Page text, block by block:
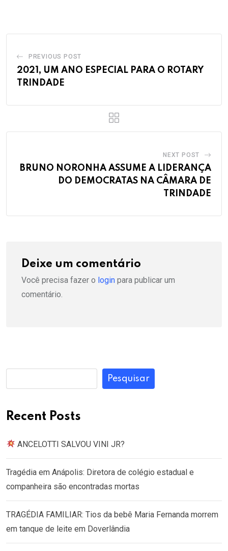
PREVIOUS POST
2021, UM ANO ESPECIAL PARA O ROTARY
TRINDADE
NEXT POST
BRUNO NORONHA ASSUME A LIDERANÇA
DO DEMOCRATAS NA CÂMARA DE
TRINDADE
Deixe um comentário
Você precisa fazer o login para publicar um
comentário.
Pesquisar
Recent Posts
ANCELOTTI SALVOU VINI JR?
Tragédia em Anápolis: Diretora de colégio estadual e
companheira são encontradas mortas
TRAGÉDIA FAMILIAR: Tios da bebê Maria Fernanda morrem
em tanque de leite em Doverlândia